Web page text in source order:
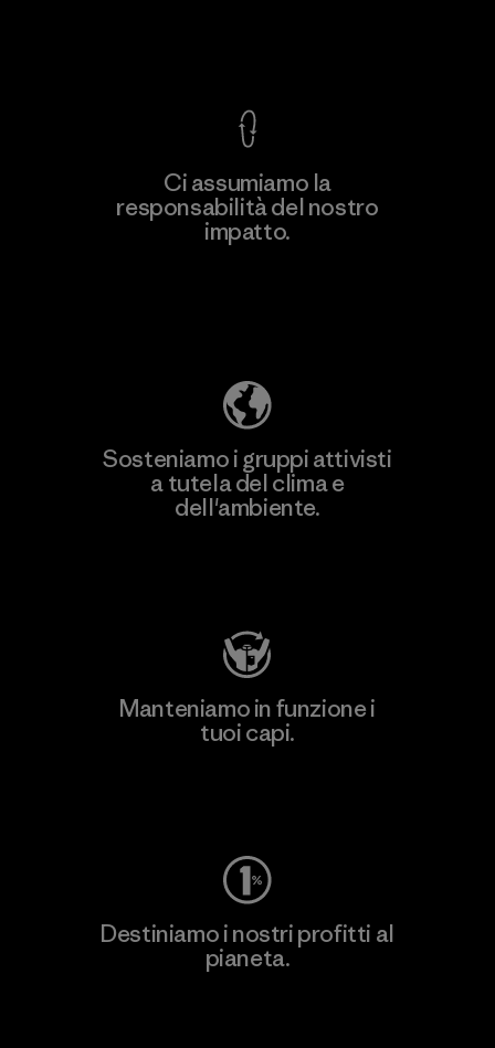
Ci assumiamo la
responsabilità del nostro
impatto.
Sosteniamo i gruppi attivisti
a tutela del clima e
dell'ambiente.
Manteniamo in funzione i
tuoi capi.
Destiniamo i nostri profitti al
pianeta.